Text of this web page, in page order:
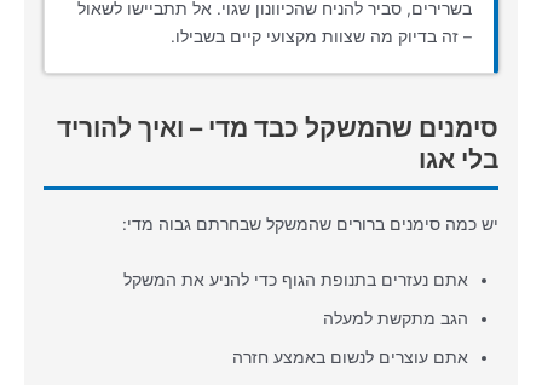
בשרירים, סביר להניח שהכיוונון שגוי. אל תתביישו לשאול
– זה בדיוק מה שצוות מקצועי קיים בשבילו.
סימנים שהמשקל כבד מדי – ואיך להוריד
בלי אגו
יש כמה סימנים ברורים שהמשקל שבחרתם גבוה מדי:
אתם נעזרים בתנופת הגוף כדי להניע את המשקל
הגב מתקשת למעלה
אתם עוצרים לנשום באמצע חזרה